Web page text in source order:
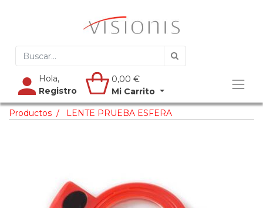
Hola,
Registro
0,00 €
Mi Carrito
Productos LENTE PRUEBA ESFERA